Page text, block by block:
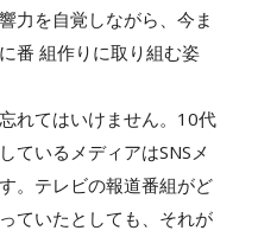
力を自覚しながら、今ま
番 組作りに取り組む姿
れてはいけません。10代
ているメディアはSNSメ
。テレビの報道番組がど
ていたとしても、それが